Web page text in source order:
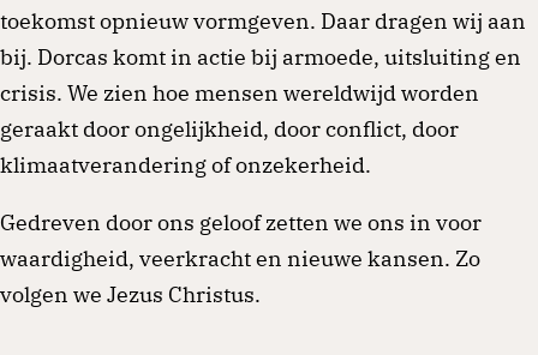
toekomst opnieuw vormgeven. Daar dragen wij aan
bij. Dorcas komt in actie bij armoede, uitsluiting en
crisis. We zien hoe mensen wereldwijd worden
geraakt door ongelijkheid, door conflict, door
klimaatverandering of onzekerheid.
Gedreven door ons geloof zetten we ons in voor
waardigheid, veerkracht en nieuwe kansen. Zo
volgen we Jezus Christus.